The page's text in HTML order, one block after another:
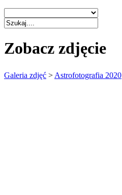
Zobacz zdjęcie
Galeria zdjęć > Astrofotografia 2020